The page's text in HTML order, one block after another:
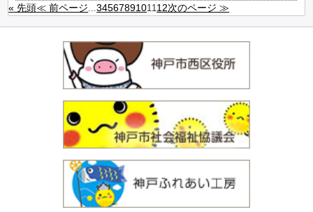
« 先頭≪ 前ページ...3456789101112次のページ ≫